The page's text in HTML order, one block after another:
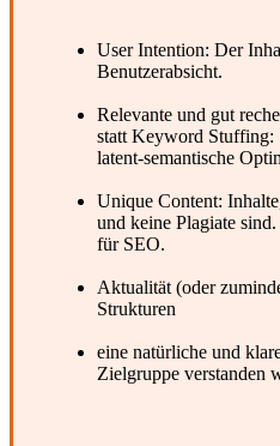
User Intention: Der
Benutzerabsicht.
Relevante und gut
statt Keyword
latent-semantische
Unique Content:
und keine Plagiate
für SEO.
Aktualität (oder
Strukturen
eine natürliche und
Zielgruppe verstanden